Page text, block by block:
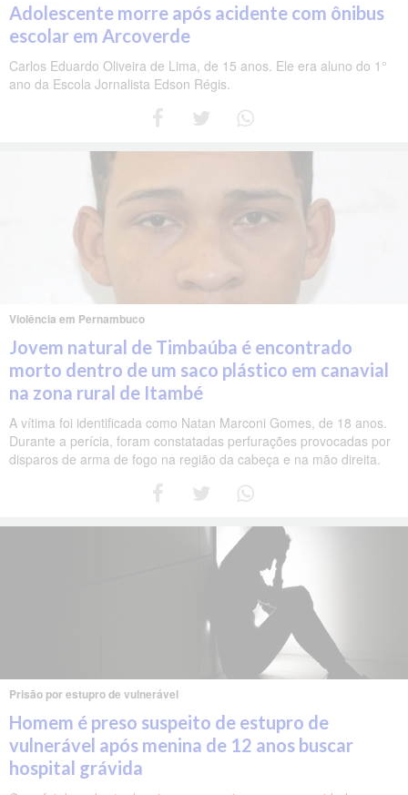
Adolescente morre após acidente com ônibus
escolar em Arcoverde
Carlos Eduardo Oliveira de Lima, de 15 anos. Ele era aluno do 1°
ano da Escola Jornalista Edson Régis.
Violência em Pernambuco
Jovem natural de Timbaúba é encontrado
morto dentro de um saco plástico em canavial
na zona rural de Itambé
A vítima foi identificada como Natan Marconi Gomes, de 18 anos.
Durante a perícia, foram constatadas perfurações provocadas por
disparos de arma de fogo na região da cabeça e na mão direita.
Prisão por estupro de vulnerável
Homem é preso suspeito de estupro de
vulnerável após menina de 12 anos buscar
hospital grávida